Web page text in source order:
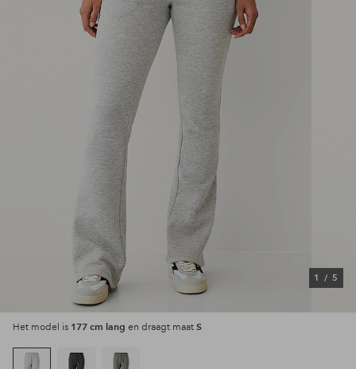
1 / 5
Het model is 177 cm lang en draagt maat S